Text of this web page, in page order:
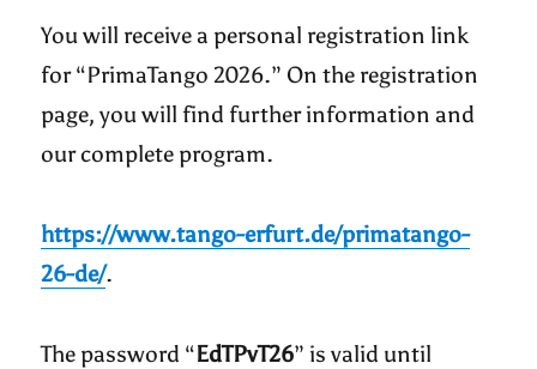
You will receive a personal registration link
for “PrimaTango 2026.” On the registration
page, you will find further information and
our complete program.
https://www.tango-erfurt.de/primatango-
26-de/.
The password “EdTPvT26” is valid until